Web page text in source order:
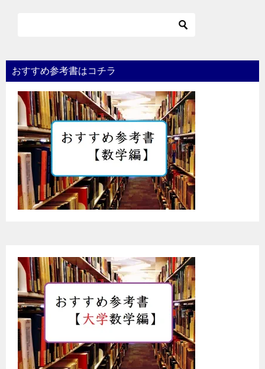
おすすめ参考書はコチラ